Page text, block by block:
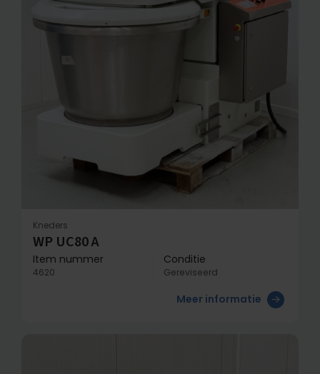
Kneders
WP UC80 A
Item nummer
4620
Conditie
Gereviseerd
Meer informatie